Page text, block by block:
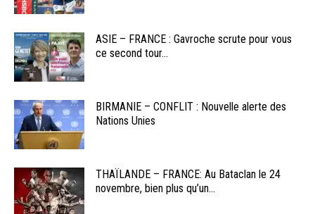
ASIE – FRANCE : Gavroche scrute pour vous
ce second tour...
BIRMANIE – CONFLIT : Nouvelle alerte des
Nations Unies
THAÏLANDE – FRANCE: Au Bataclan le 24
novembre, bien plus qu’un...